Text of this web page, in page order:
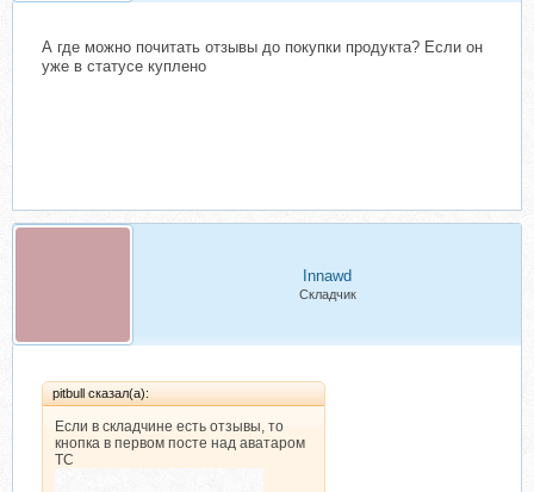
А где можно почитать отзывы до покупки продукта? Если он
уже в статусе куплено
Innawd
Складчик
pitbull сказал(а):
Если в складчине есть отзывы, то
кнопка в первом посте над аватаром
ТС